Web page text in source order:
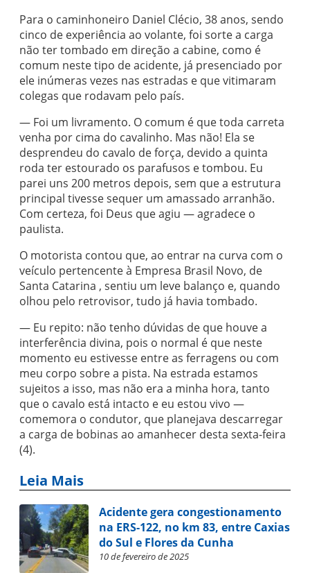
Para o caminhoneiro Daniel Clécio, 38 anos, sendo
cinco de experiência ao volante, foi sorte a carga
não ter tombado em direção a cabine, como é
comum neste tipo de acidente, já presenciado por
ele inúmeras vezes nas estradas e que vitimaram
colegas que rodavam pelo país.
— Foi um livramento. O comum é que toda carreta
venha por cima do cavalinho. Mas não! Ela se
desprendeu do cavalo de força, devido a quinta
roda ter estourado os parafusos e tombou. Eu
parei uns 200 metros depois, sem que a estrutura
principal tivesse sequer um amassado arranhão.
Com certeza, foi Deus que agiu — agradece o
paulista.
O motorista contou que, ao entrar na curva com o
veículo pertencente à Empresa Brasil Novo, de
Santa Catarina , sentiu um leve balanço e, quando
olhou pelo retrovisor, tudo já havia tombado.
— Eu repito: não tenho dúvidas de que houve a
interferência divina, pois o normal é que neste
momento eu estivesse entre as ferragens ou com
meu corpo sobre a pista. Na estrada estamos
sujeitos a isso, mas não era a minha hora, tanto
que o cavalo está intacto e eu estou vivo —
comemora o condutor, que planejava descarregar
a carga de bobinas ao amanhecer desta sexta-feira
(4).
Leia Mais
Acidente gera congestionamento
na ERS-122, no km 83, entre Caxias
do Sul e Flores da Cunha
10 de fevereiro de 2025